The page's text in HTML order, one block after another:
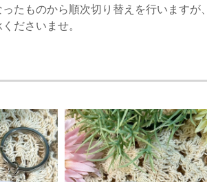
たものから順次切り替えを行いますが、
ださいませ。